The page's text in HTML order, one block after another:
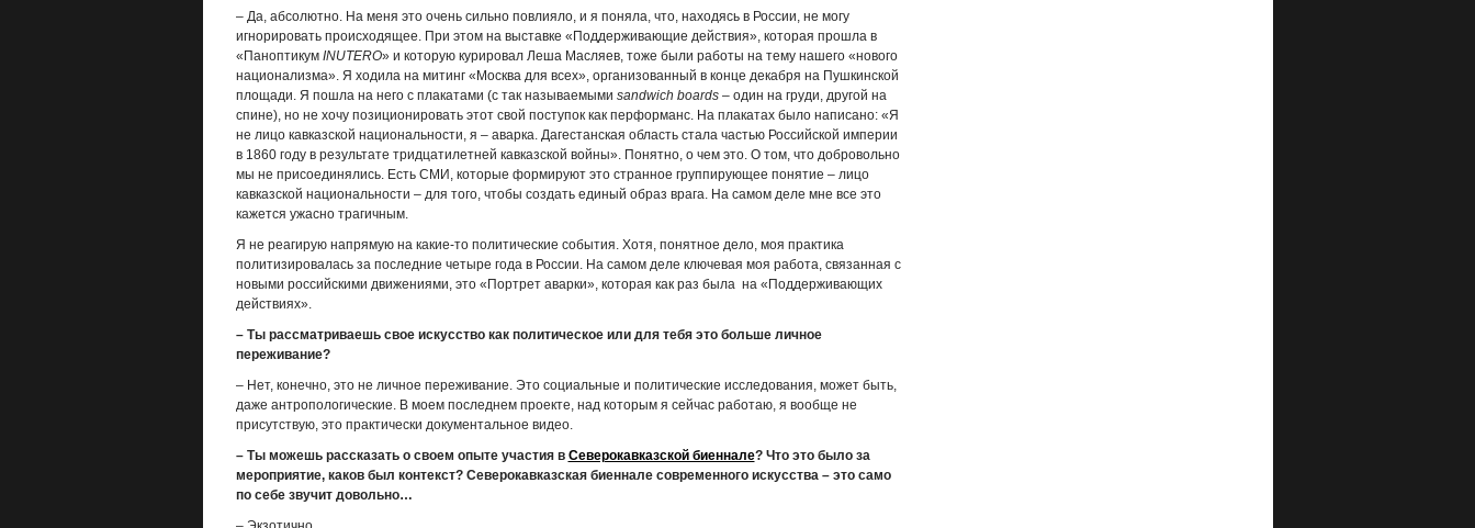
– Да, абсолютно. На меня это очень сильно повлияло, и я поняла, что, находясь в России, не могу
игнорировать происходящее. При этом на выставке «Поддерживающие действия», которая прошла в
«Паноптикум INUTERO» и которую курировал Леша Масляев, тоже были работы на тему нашего «нового
национализма». Я ходила на митинг «Москва для всех», организованный в конце декабря на Пушкинской
площади. Я пошла на него с плакатами (с так называемыми sandwich boards– один на груди, другой на
спине), но не хочу позиционировать этот свой поступок как перформанс. На плакатах было написано: «Я
не лицо кавказской национальности, я – аварка. Дагестанская область стала частью Российской империи
в 1860 году в результате тридцатилетней кавказской войны». Понятно, о чем это. О том, что добровольно
мы не присоединялись. Есть СМИ, которые формируют это странное группирующее понятие – лицо
кавказской национальности – для того, чтобы создать единый образ врага. На самом деле мне все это
кажется ужасно трагичным.
Я не реагирую напрямую на какие-то политические события. Хотя, понятное дело, моя практика
политизировалась за последние четыре года в России. На самом деле ключевая моя работа, связанная с
новыми российскими движениями, это «Портрет аварки», которая как раз была на «Поддерживающих
действиях».
– Ты рассматриваешь свое искусство как политическое или для тебя это больше личное
переживание?
– Нет, конечно, это не личное переживание. Это социальные и политические исследования, может быть,
даже антропологические. В моем последнем проекте, над которым я сейчас работаю, я вообще не
присутствую, это практически документальное видео.
– Ты можешь рассказать о своем опыте участия в Северокавказской биеннале? Что это было за
мероприятие, каков был контекст? Северокавказская биеннале современного искусства – это само
по себе звучит довольно…